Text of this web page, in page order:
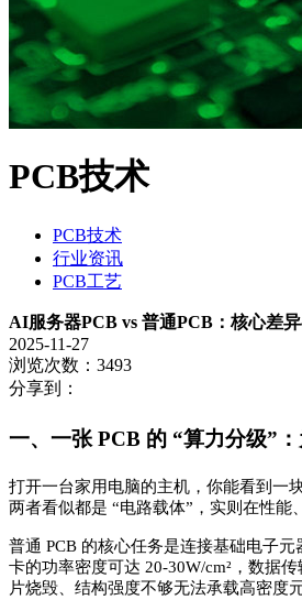
PCB技术
PCB技术
行业资讯
PCB工艺
AI服务器PCB vs 普通PCB：核心差
2025-11-27
浏览次数：3493
分享到：
一、一张 PCB 的 “算力分级”
打开一台家用电脑的主机，你能看到一
两者看似都是 “电路载体”，实则在性能
普通 PCB 的核心任务是连接基础电子
卡的功率密度可达 20-30W/cm²，数据
片烧毁、结构强度不够无法承载高密度元